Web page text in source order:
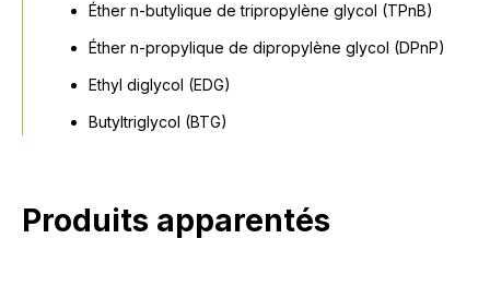
Éther n-butylique de tripropylène glycol (TPnB)
Éther n-propylique de dipropylène glycol (DPnP)
Ethyl diglycol (EDG)
Butyltriglycol (BTG)
Produits apparentés